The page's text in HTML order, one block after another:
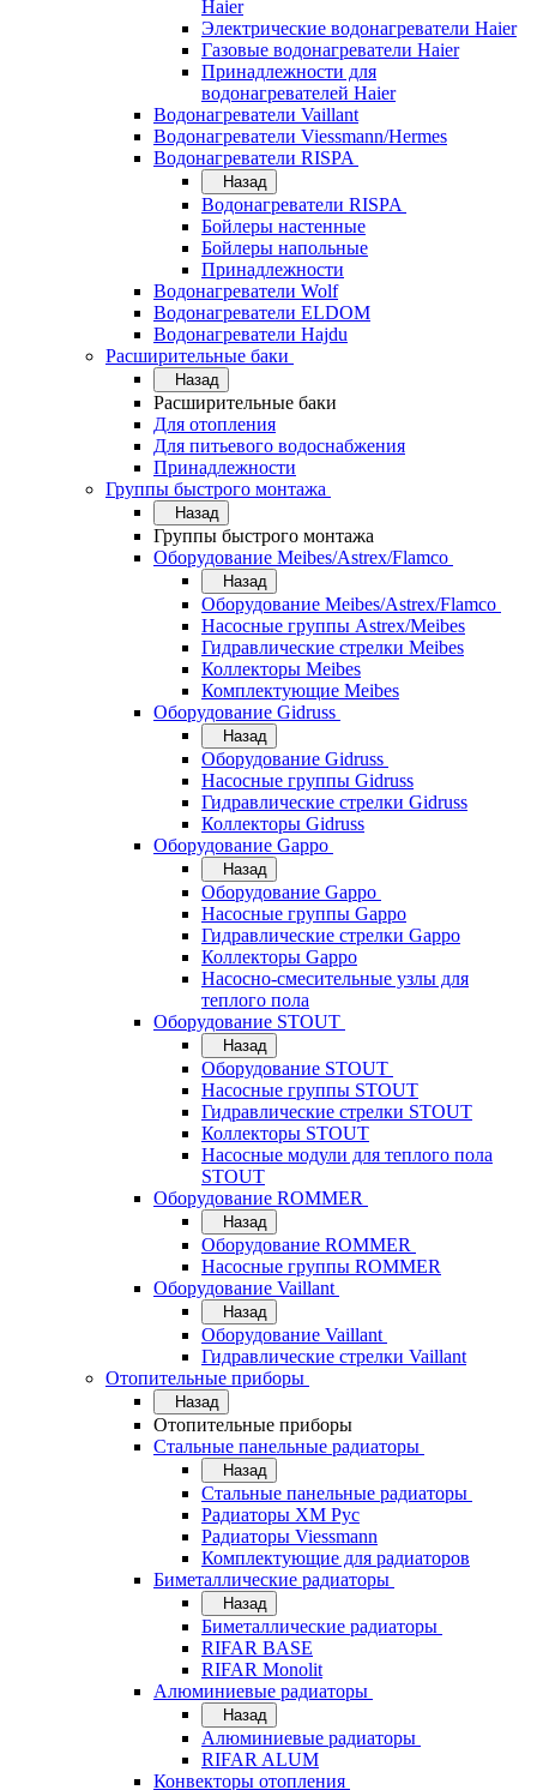
Haier
Электрические водонагреватели Haier
Газовые водонагреватели Haier
Принадлежности для
водонагревателей Haier
Водонагреватели Vaillant
Водонагреватели Viessmann/Hermes
Водонагреватели RISPA
Назад
Водонагреватели RISPA
Бойлеры настенные
Бойлеры напольные
Принадлежности
Водонагреватели Wolf
Водонагреватели ELDOM
Водонагреватели Hajdu
Расширительные баки
Назад
Расширительные баки
Для отопления
Для питьевого водоснабжения
Принадлежности
Группы быстрого монтажа
Назад
Группы быстрого монтажа
Оборудование Meibes/Astrex/Flamco
Назад
Оборудование Meibes/Astrex/Flamco
Насосные группы Astrex/Meibes
Гидравлические стрелки Meibes
Коллекторы Meibes
Комплектующие Meibes
Оборудование Gidruss
Назад
Оборудование Gidruss
Насосные группы Gidruss
Гидравлические стрелки Gidruss
Коллекторы Gidruss
Оборудование Gappo
Назад
Оборудование Gappo
Насосные группы Gappo
Гидравлические стрелки Gappo
Коллекторы Gappo
Насосно-смесительные узлы для
теплого пола
Оборудование STOUT
Назад
Оборудование STOUT
Насосные группы STOUT
Гидравлические стрелки STOUT
Коллекторы STOUT
Насосные модули для теплого пола
STOUT
Оборудование ROMMER
Назад
Оборудование ROMMER
Насосные группы ROMMER
Оборудование Vaillant
Назад
Оборудование Vaillant
Гидравлические стрелки Vaillant
Отопительные приборы
Назад
Отопительные приборы
Стальные панельные радиаторы
Назад
Стальные панельные радиаторы
Радиаторы ХМ Рус
Радиаторы Viessmann
Комплектующие для радиаторов
Биметаллические радиаторы
Назад
Биметаллические радиаторы
RIFAR BASE
RIFAR Monolit
Алюминиевые радиаторы
Назад
Алюминиевые радиаторы
RIFAR ALUM
Конвекторы отопления